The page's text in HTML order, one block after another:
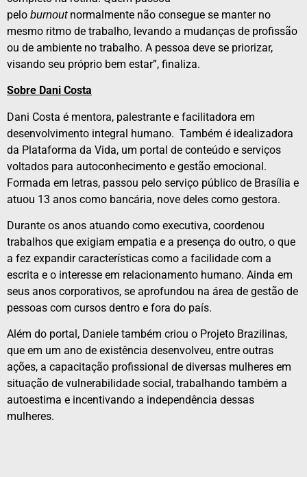
pelo burnoutnormalmente não consegue se manter no
mesmo ritmo de trabalho, levando a mudanças de profissão
ou de ambiente no trabalho. A pessoa deve se priorizar,
visando seu próprio bem estar”, finaliza.
Sobre Dani Costa
Dani Costa é mentora, palestrante e facilitadora em
desenvolvimento integral humano. Também é idealizadora
da Plataforma da Vida, um portal de conteúdo e serviços
voltados para autoconhecimento e gestão emocional.
Formada em letras, passou pelo serviço público de Brasília e
atuou 13 anos como bancária, nove deles como gestora.
Durante os anos atuando como executiva, coordenou
trabalhos que exigiam empatia e a presença do outro, o que
a fez expandir características como a facilidade com a
escrita e o interesse em relacionamento humano. Ainda em
seus anos corporativos, se aprofundou na área de gestão de
pessoas com cursos dentro e fora do país.
Além do portal, Daniele também criou o Projeto Brazilinas,
que em um ano de existência desenvolveu, entre outras
ações, a capacitação profissional de diversas mulheres em
situação de vulnerabilidade social, trabalhando também a
autoestima e incentivando a independência dessas
mulheres.